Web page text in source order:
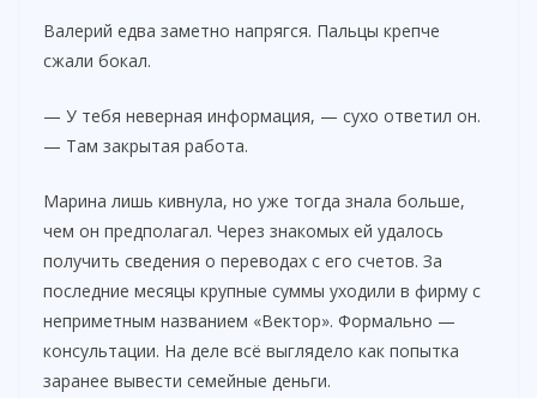
o
Валерий едва заметно напрягся. Пальцы крепче
сжали бокал.
— У тебя неверная информация, — сухо ответил он.
— Там закрытая работа.
Марина лишь кивнула, но уже тогда знала больше,
чем он предполагал. Через знакомых ей удалось
получить сведения о переводах с его счетов. За
последние месяцы крупные суммы уходили в фирму с
неприметным названием «Вектор». Формально —
консультации. На деле всё выглядело как попытка
заранее вывести семейные деньги.